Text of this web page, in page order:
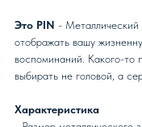
Это PIN - Металлический
отображать вашу
воспоминаний. Какого-то
выбирать не головой, а
Характеристика